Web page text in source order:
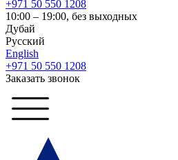
+971 50 550 1208
10:00 – 19:00, без выходных
Дубай
Русский
English
+971 50 550 1208
Заказать звонок